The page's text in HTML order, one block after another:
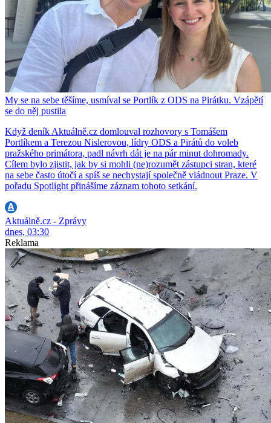
My se na sebe těšíme, usmíval se Portlík z ODS na Pirátku. Vzápětí
se do něj pustila
Když deník Aktuálně.cz domlouval rozhovory s Tomášem
Portlíkem a Terezou Nislerovou, lídry ODS a Pirátů do voleb
pražského primátora, padl návrh dát je na pár minut dohromady.
Cílem bylo zjistit, jak by si mohli (ne)rozumět zástupci stran, které
na sebe často útočí a spíš se nechystají společně vládnout Praze. V
pořadu Spotlight přinášíme záznam tohoto setkání.
Aktuálně.cz - Zprávy
dnes, 03:30
Reklama